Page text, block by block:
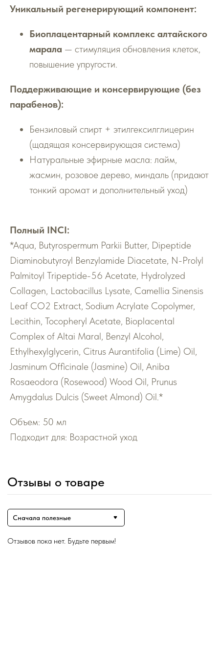
Уникальный регенерирующий компонент:
Биоплацентарный комплекс алтайского
марала — стимуляция обновления клеток,
повышение упругости.
Поддерживающие и консервирующие (без
парабенов):
Бензиловый спирт + этилгексилглицерин
(щадящая консервирующая система)
Натуральные эфирные масла: лайм,
жасмин, розовое дерево, миндаль (придают
тонкий аромат и дополнительный уход)
Полный INCI:
*Aqua, Butyrospermum Parkii Butter, Dipeptide
Diaminobutyroyl Benzylamide Diacetate, N-Prolyl
Palmitoyl Tripeptide-56 Acetate, Hydrolyzed
Collagen, Lactobacillus Lysate, Camellia Sinensis
Leaf CO2 Extract, Sodium Acrylate Copolymer,
Lecithin, Tocopheryl Acetate, Bioplacental
Complex of Altai Maral, Benzyl Alcohol,
Ethylhexylglycerin, Citrus Aurantifolia (Lime) Oil,
Jasminum Officinale (Jasmine) Oil, Aniba
Rosaeodora (Rosewood) Wood Oil, Prunus
Amygdalus Dulcis (Sweet Almond) Oil.*
Объем: 50 мл
Подходит для: Возрастной уход
Отзывы о товаре
Сначала полезные
Отзывов пока нет. Будьте первым!